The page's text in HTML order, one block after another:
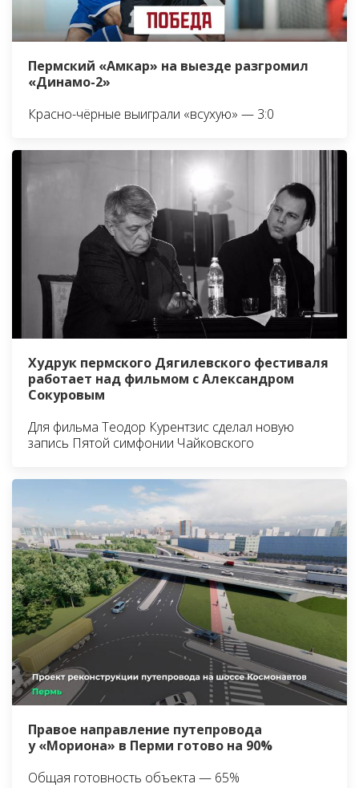
Пермский «Амкар» на выезде разгромил
«Динамо-2»
Красно-чёрные выиграли «всухую» — 3:0
Худрук пермского Дягилевского фестиваля
работает над фильмом с Александром
Сокуровым
Для фильма Теодор Курентзис сделал новую
запись Пятой симфонии Чайковского
Правое направление путепровода
у «Мориона» в Перми готово на 90%
Общая готовность объекта — 65%